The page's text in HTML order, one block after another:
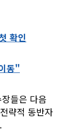
확인
동"
들은 다음
략적 동반자